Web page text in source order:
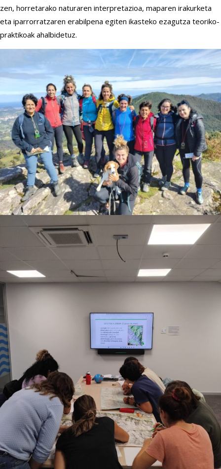
zen, horretarako naturaren interpretazioa, maparen irakurketa
eta iparrorratzaren erabilpena egiten ikasteko ezagutza teoriko-
praktikoak ahalbidetuz.